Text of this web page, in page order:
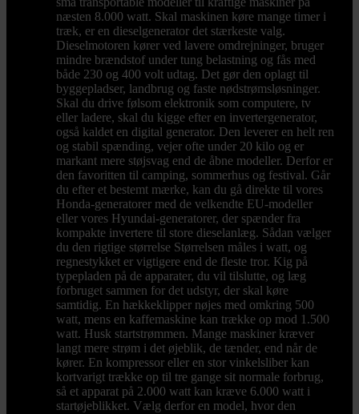
næsten 8.000 watt. Skal maskinen køre mange timer i
træk, er en dieselgenerator det stærkeste valg.
Dieselmotoren kører ved lavere omdrejninger, bruger
mindre brændstof under tung belastning og fås med
både 230 og 400 volt udtag. Det gør den oplagt til
byggepladser, landbrug og faste nødstrømsløsninger.
Skal du drive følsom elektronik som computere, tv
eller ladere, skal du kigge efter en invertergenerator,
også kaldet en digital generator. Den leverer en helt ren
og stabil spænding, vejer ofte under 20 kilo og er
markant mere støjsvag end de åbne modeller. Derfor er
den favoritten til camping, sommerhus og festival. Går
du efter et bestemt mærke, kan du gå direkte til vores
Honda-generatorer med de velkendte EU-modeller
eller vores Hyundai-generatorer, der spænder fra
kompakte invertere til store dieselanlæg. Sådan vælger
du den rigtige størrelse Størrelsen måles i watt, og
regnestykket er vigtigere end de fleste tror. Kig på
typepladen på de apparater, du vil tilslutte, og læg
forbruget sammen for det udstyr, der skal køre
samtidig. En hækkeklipper nøjes med omkring 500
watt, mens en kaffemaskine kan trække op mod 1.500
watt. Husk startstrømmen. Mange maskiner kræver
langt mere strøm i det øjeblik, de tænder, end når de
kører. En kompressor eller en stor vinkelsliber kan
kortvarigt trække op til tre gange sit normale forbrug,
så et apparat på 2.000 watt kan kræve 6.000 watt i
startøjeblikket. Vælg derfor en model, hvor den